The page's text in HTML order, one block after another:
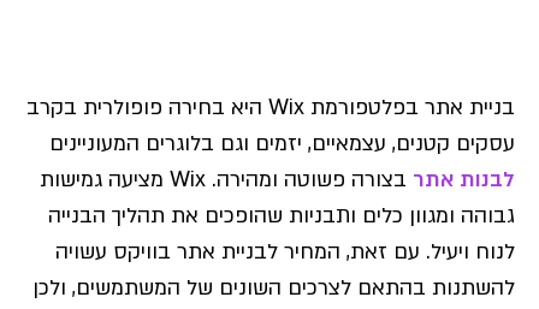
בניית אתר בפלטפורמת Wix היא בחירה פופולרית בקרב
עסקים קטנים, עצמאיים, יזמים וגם בלוגרים המעוניינים
לבנות אתר
בצורה פשוטה ומהירה. Wix מציעה גמישות
גבוהה ומגוון כלים ותבניות שהופכים את תהליך הבנייה
לנוח ויעיל. עם זאת, המחיר לבניית אתר בוויקס עשויה
להשתנות בהתאם לצרכים השונים של המשתמשים, ולכן